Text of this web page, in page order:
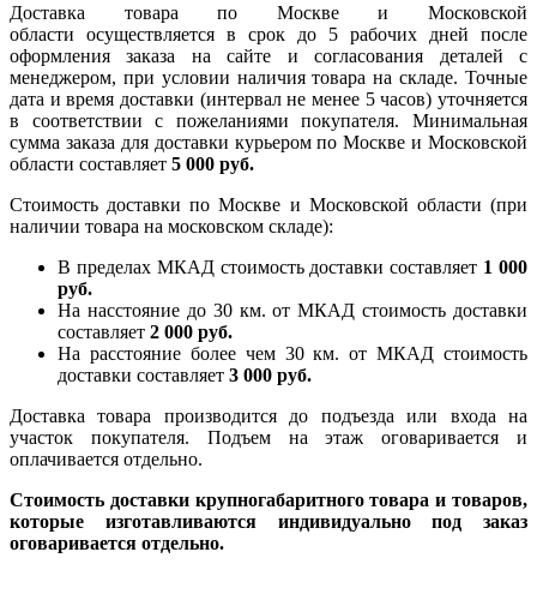
Доставка товара по Москве и Московской
области осуществляется в срок до 5 рабочих дней после
оформления заказа на сайте и согласования деталей с
менеджером, при условии наличия товара на складе. Точные
дата и время доставки (интервал не менее 5 часов) уточняется
в соответствии с пожеланиями покупателя. Минимальная
сумма заказа для доставки курьером по Москве и Московской
области составляет 5 000 руб.
Стоимость доставки по Москве и Московской области (при
наличии товара на московском складе):
В пределах МКАД стоимость доставки составляет 1 000
руб.
На насcтояние до 30 км. от МКАД стоимость доставки
составляет 2 000 руб.
На расстояние более чем 30 км. от МКАД стоимость
доставки составляет 3 000 руб.
Доставка товара производится до подъезда или входа на
участок покупателя. Подъем на этаж оговаривается и
оплачивается отдельно.
Стоимость доставки крупногабаритного товара и товаров,
которые изготавливаются индивидуально под заказ
оговаривается отдельно.